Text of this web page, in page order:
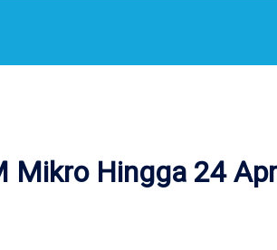
Mikro Hingga 24